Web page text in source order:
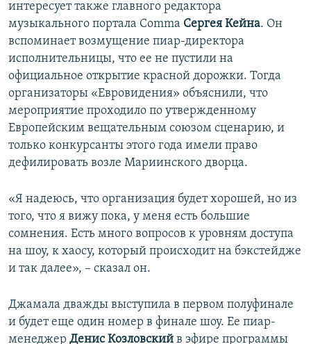
интересует также главного редактора
музыкального портала Comma Сергея Кейна. Он
вспоминает возмущение пиар-директора
исполнительницы, что ее не пустили на
официальное открытие красной дорожки. Тогда
организаторы «Евровидения» объяснили, что
мероприятие проходило по утвержденному
Европейским вещательным союзом сценарию, и
только конкурсанты этого года имели право
дефилировать возле Мариинского дворца.
«Я надеюсь, что организация будет хорошей, но из
того, что я вижу пока, у меня есть большие
сомнения. Есть много вопросов к уровням доступа
на шоу, к хаосу, который происходит на бэкстейдже
и так далее», – сказал он.
Джамала дважды выступила в первом полуфинале
и будет еще один номер в финале шоу. Ее пиар-
менеджер Денис Козловский в эфире программы